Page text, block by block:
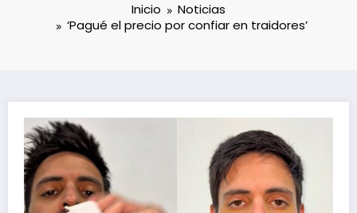
Inicio
Noticias
‘Pagué el precio por confiar en traidores’